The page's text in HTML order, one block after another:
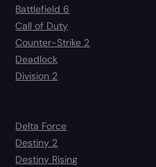
Battlefield 6
Call of Duty
Counter-Strike 2
Deadlock
Division 2
Delta Force
Destiny 2
Destiny Rising